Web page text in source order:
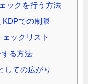
ックを行う方法
での制限
ックリスト
る方法
ての広がり